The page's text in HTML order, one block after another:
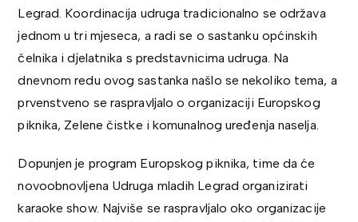
Legrad. Koordinacija udruga tradicionalno se održava
jednom u tri mjeseca, a radi se o sastanku općinskih
čelnika i djelatnika s predstavnicima udruga. Na
dnevnom redu ovog sastanka našlo se nekoliko tema, a
prvenstveno se raspravljalo o organizaciji Europskog
piknika, Zelene čistke i komunalnog uređenja naselja.
Dopunjen je program Europskog piknika, time da će
novoobnovljena Udruga mladih Legrad organizirati
karaoke show. Najviše se raspravljalo oko organizacije